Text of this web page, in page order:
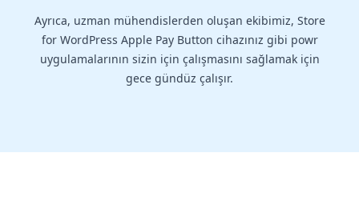
Ayrıca, uzman mühendislerden oluşan ekibimiz, Store
for WordPress Apple Pay Button cihazınız gibi powr
uygulamalarının sizin için çalışmasını sağlamak için
gece gündüz çalışır.